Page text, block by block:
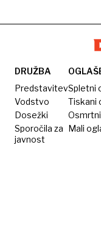
nanašajo
staranju
DRUŽBA
Predstavitev
Vodstvo
Dosežki
Sporočila za
javnost
Spletni
Tiskani
Mali